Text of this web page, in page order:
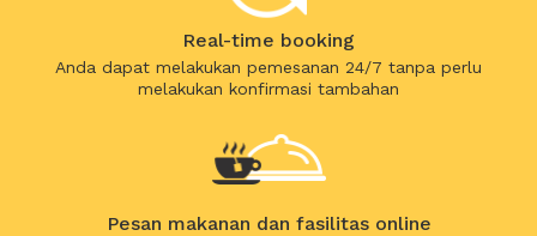
Real-time booking
Anda dapat melakukan pemesanan 24/7 tanpa perlu
melakukan konfirmasi tambahan
Pesan makanan dan fasilitas online